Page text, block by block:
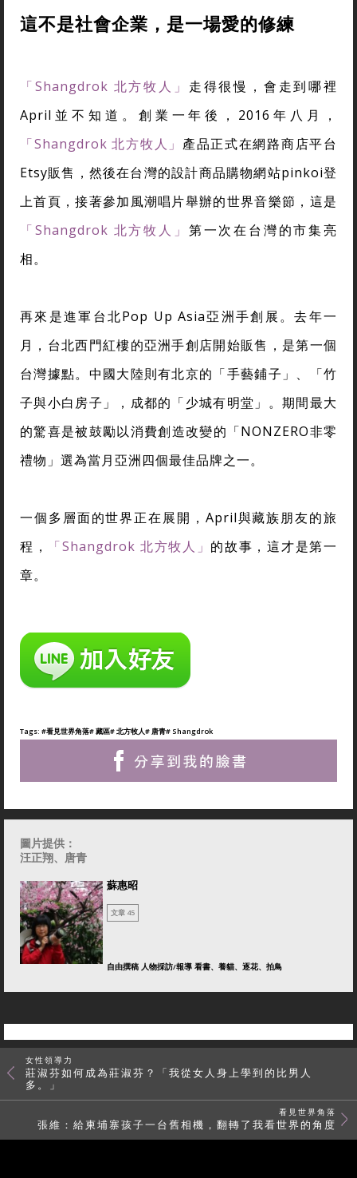
這不是社會企業，是一場愛的修練
「Shangdrok 北方牧人」 走得很慢，會走到哪裡
April並不知道。創業一年後，2016年八月，
「Shangdrok 北方牧人」 產品正式在網路商店平台
Etsy販售，然後在台灣的設計商品購物網站pinkoi登
上首頁，接著參加風潮唱片舉辦的世界音樂節，這是
「Shangdrok 北方牧人」 第一次在台灣的市集亮
相。
再來是進軍台北Pop Up Asia亞洲手創展。去年一
月，台北西門紅樓的亞洲手創店開始販售，是第一個
台灣據點。中國大陸則有北京的「手藝鋪子」、「竹
子與小白房子」，成都的「少城有明堂」。期間最大
的驚喜是被鼓勵以消費創造改變的「NONZERO非零
禮物」選為當月亞洲四個最佳品牌之一。
一個多層面的世界正在展開，April與藏族朋友的旅
程，
「Shangdrok 北方牧人」 的故事，這才是第一
章。
Tags: #看見世界角落# 藏區# 北方牧人# 唐青# Shangdrok
圖片提供：
汪正翔、唐青
蘇惠昭
文章 45
自由撰稿 人物採訪/報導 看書、養貓、逐花、拍鳥
女性領導力
莊淑芬如何成為莊淑芬？「我從女人身上學到的比男人
多。」
看見世界角落
張維：給柬埔寨孩子一台舊相機，翻轉了我看世界的角度